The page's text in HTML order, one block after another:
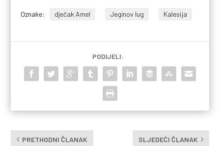
Oznake: dječak Amel Jeginov lug Kalesija
PODIJELI:
PRETHODNI ČLANAK SLJEDEĆI ČLANAK